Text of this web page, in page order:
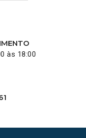
às 18:00